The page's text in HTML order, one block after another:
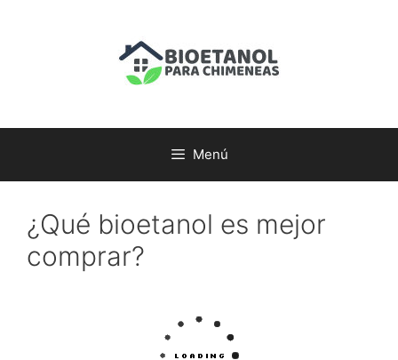
Menú
¿Qué bioetanol es mejor
comprar?